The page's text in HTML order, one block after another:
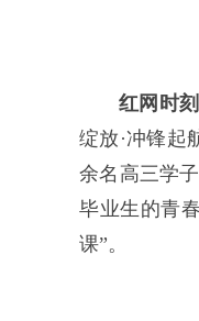
红网时
绽放·冲锋起
余名高三学
毕业生的青
课”。